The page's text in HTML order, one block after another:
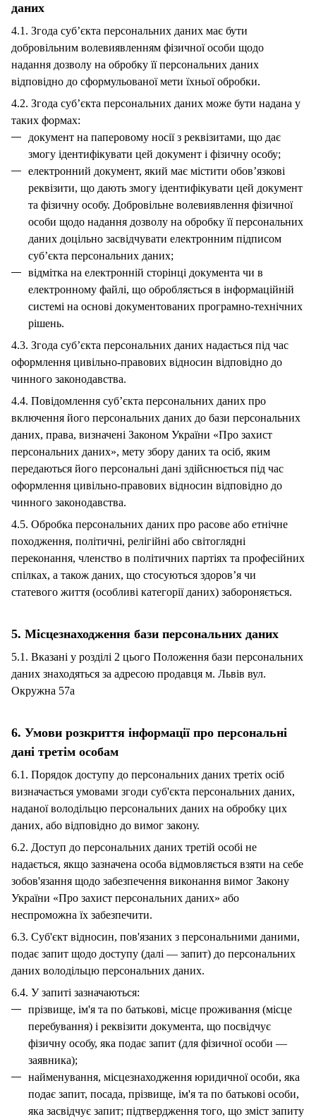
даних
4.1. Згода суб’єкта персональних даних має бути
добровільним волевиявленням фізичної особи щодо
надання дозволу на обробку її персональних даних
відповідно до сформульованої мети їхньої обробки.
4.2. Згода суб’єкта персональних даних може бути надана у
таких формах:
документ на паперовому носії з реквізитами, що дає
змогу ідентифікувати цей документ і фізичну особу;
електронний документ, який має містити обов’язкові
реквізити, що дають змогу ідентифікувати цей документ
та фізичну особу. Добровільне волевиявлення фізичної
особи щодо надання дозволу на обробку її персональних
даних доцільно засвідчувати електронним підписом
суб’єкта персональних даних;
відмітка на електронній сторінці документа чи в
електронному файлі, що обробляється в інформаційній
системі на основі документованих програмно-технічних
рішень.
4.3. Згода суб’єкта персональних даних надається під час
оформлення цивільно-правових відносин відповідно до
чинного законодавства.
4.4. Повідомлення суб’єкта персональних даних про
включення його персональних даних до бази персональних
даних, права, визначені Законом України «Про захист
персональних даних», мету збору даних та осіб, яким
передаються його персональні дані здійснюється під час
оформлення цивільно-правових відносин відповідно до
чинного законодавства.
4.5. Обробка персональних даних про расове або етнічне
походження, політичні, релігійні або світоглядні
переконання, членство в політичних партіях та професійних
спілках, а також даних, що стосуються здоров’я чи
статевого життя (особливі категорії даних) забороняється.
5. Місцезнаходження бази персональних даних
5.1. Вказані у розділі 2 цього Положення бази персональних
даних знаходяться за адресою продавця м. Львів вул.
Окружна 57а
6. Умови розкриття інформації про персональні
дані третім особам
6.1. Порядок доступу до персональних даних третіх осіб
визначається умовами згоди суб'єкта персональних даних,
наданої володільцю персональних даних на обробку цих
даних, або відповідно до вимог закону.
6.2. Доступ до персональних даних третій особі не
надається, якщо зазначена особа відмовляється взяти на себе
зобов'язання щодо забезпечення виконання вимог Закону
України «Про захист персональних даних» або
неспроможна їх забезпечити.
6.3. Суб'єкт відносин, пов'язаних з персональними даними,
подає запит щодо доступу (далі — запит) до персональних
даних володільцю персональних даних.
6.4. У запиті зазначаються:
прізвище, ім'я та по батькові, місце проживання (місце
перебування) і реквізити документа, що посвідчує
фізичну особу, яка подає запит (для фізичної особи —
заявника);
найменування, місцезнаходження юридичної особи, яка
подає запит, посада, прізвище, ім'я та по батькові особи,
яка засвідчує запит; підтвердження того, що зміст запиту